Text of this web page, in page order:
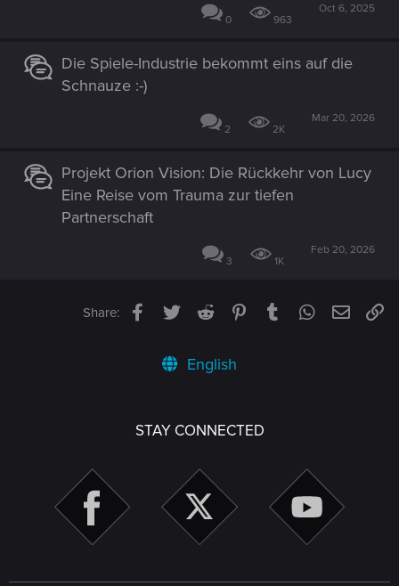
0 963
Oct 6, 2025
Die Spiele-Industrie bekommt eins auf die
Schnauze :-)
2 2K
Mar 20, 2026
Projekt Orion Vision: Die Rückkehr von Lucy
Eine Reise vom Trauma zur tiefen
Partnerschaft
3 1K
Feb 20, 2026
Share: Facebook
TwitterReddit PinterestTumblrWhatsApp
Email
English
STAY CONNECTED